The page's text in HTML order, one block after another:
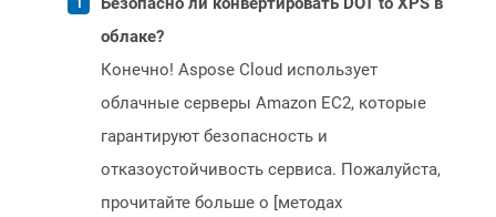
облаке?
Конечно! Aspose Cloud использует
облачные серверы Amazon EC2, которые
гарантируют безопасность и
отказоустойчивость сервиса. Пожалуйста,
прочитайте больше о [методах